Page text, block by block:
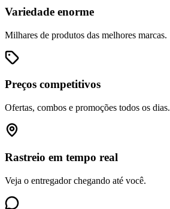
Variedade enorme
Milhares de produtos das melhores marcas.
Preços competitivos
Ofertas, combos e promoções todos os dias.
Rastreio em tempo real
Veja o entregador chegando até você.